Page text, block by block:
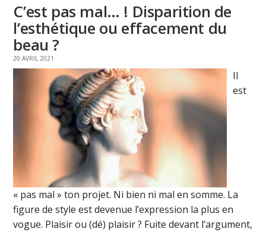
C’est pas mal… ! Disparition de
l’esthétique ou effacement du
beau ?
20 AVRIL 2021
Il
est
« pas mal » ton projet. Ni bien ni mal en somme. La
figure de style est devenue l’expression la plus en
vogue. Plaisir ou (dé) plaisir ? Fuite devant l’argument,